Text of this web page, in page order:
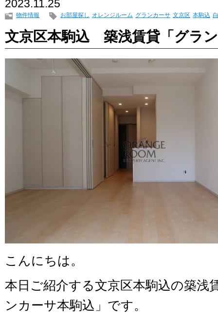
2023.11.25
物件情報 お部屋探し オレンジルーム グランカーサ 文京区 本駒込
文京区本駒込 築浅賃貸「グラ
こんにちは。
本日ご紹介する文京区本駒込の築浅
ンカーサ本駒込」です。